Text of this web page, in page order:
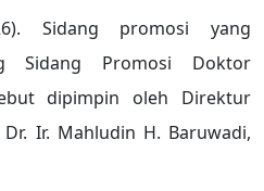
Sidang promosi yang
Sidang Promosi Doktor
dipimpin oleh Direktur
Ir. Mahludin H. Baruwadi,